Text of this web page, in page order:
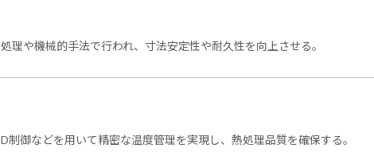
理や機械的手法で行われ、寸法安定性や耐久性を向上させる。
御などを用いて精密な温度管理を実現し、熱処理品質を確保する。